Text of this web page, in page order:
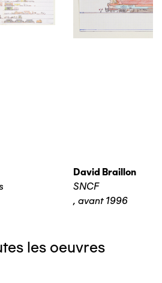
David Braillon
SNCF
, avant 1996
les oeuvres